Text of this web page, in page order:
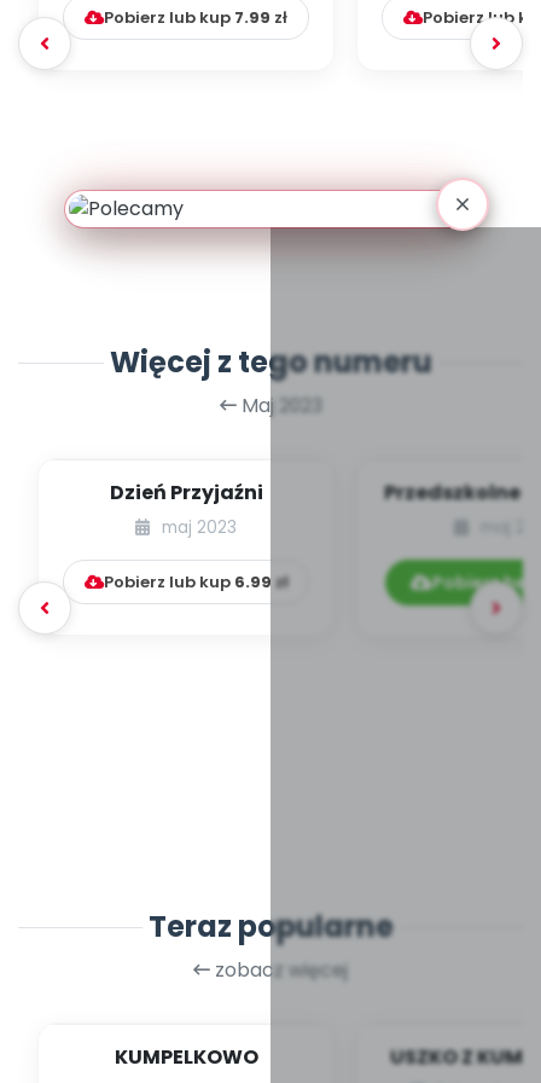
Pobierz lub kup 7.99 zł Pobierz lub
Więcej z tego numeru
Maj 2023
Dzień Przyjaźni
maj 2023
Pobierz lub kup 6.99 zł
Przedszkolne
na
Pobierz
Teraz popularne
zobacz więcej
KUMPELKOWO USZKO Z